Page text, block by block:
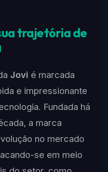
trajetória de
Jovi é marcada
e impressionante
Fundada há
a marca
no mercado
se em meio